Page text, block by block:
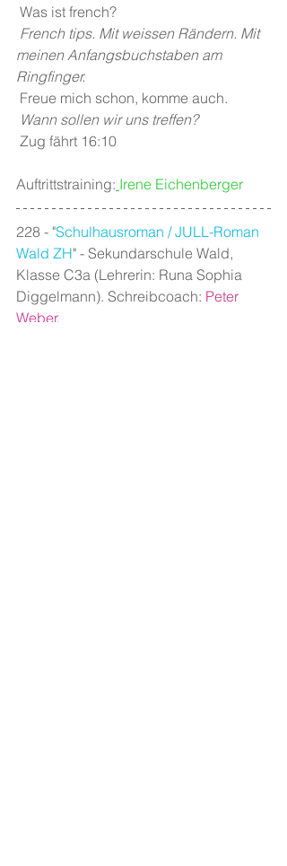
Was ist french?
meinen Anfangsbuchstaben am
Ringfinger.
Freue mich schon, komme auch.
Wann sollen wir uns treffen?
Zug fährt 16:10
Auftrittstraining: Irene Eichenberger
228 - "Schulhausroman / JULL-Roman
Wald ZH" - Sekundarschule Wald,
Klasse C3a (Lehrerin: Runa Sophia
Diggelmann). Schreibcoach: Peter
Weber.